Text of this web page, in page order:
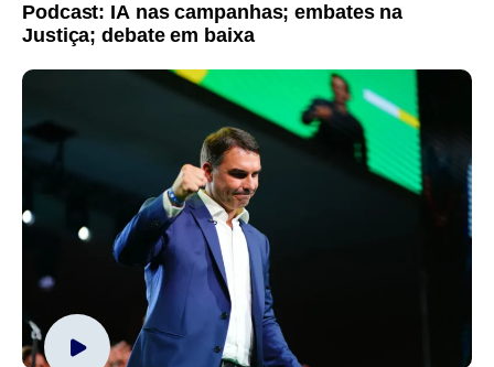
Podcast: IA nas campanhas; embates na
Justiça; debate em baixa